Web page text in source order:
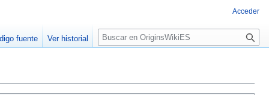
Acceder
fuente Ver historial
B
u
a